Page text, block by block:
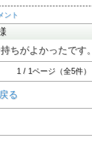
ント
ちがよかったです。
1 / 1ページ（全5件）
る